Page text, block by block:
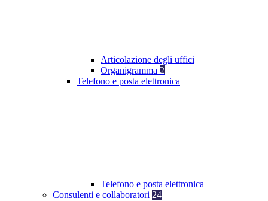
Articolazione degli uffici
Organigramma 2
Telefono e posta elettronica
Telefono e posta elettronica
Consulenti e collaboratori 24